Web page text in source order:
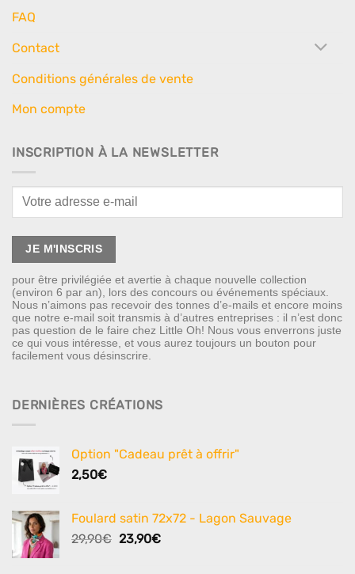
FAQ
Contact
Conditions générales de vente
Mon compte
INSCRIPTION À LA NEWSLETTER
pour être privilégiée et avertie à chaque nouvelle collection
(environ 6 par an), lors des concours ou événements spéciaux.
Nous n’aimons pas recevoir des tonnes d’e-mails et encore moins
que notre e-mail soit transmis à d’autres entreprises : il n’est donc
pas question de le faire chez Little Oh! Nous vous enverrons juste
ce qui vous intéresse, et vous aurez toujours un bouton pour
facilement vous désinscrire.
DERNIÈRES CRÉATIONS
Option "Cadeau prêt à offrir"
2,50€
Foulard satin 72x72 - Lagon Sauvage
29,90€ Le
23,90€Le